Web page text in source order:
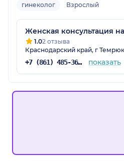
гинеколог Взрослый
Женская консультация
1.02 отзыва
Краснодарский край, г
+7 (861) 485-36-39 показать